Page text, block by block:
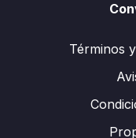
Términos